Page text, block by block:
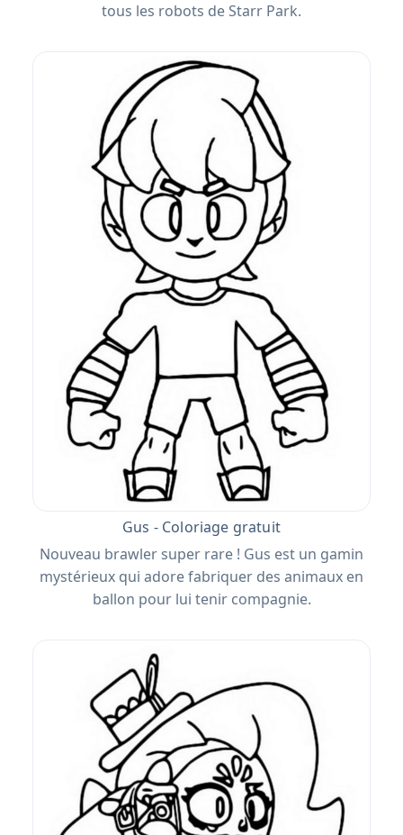
tous les robots de Starr Park.
Gus - Coloriage gratuit
Nouveau brawler super rare ! Gus est un gamin
mystérieux qui adore fabriquer des animaux en
ballon pour lui tenir compagnie.